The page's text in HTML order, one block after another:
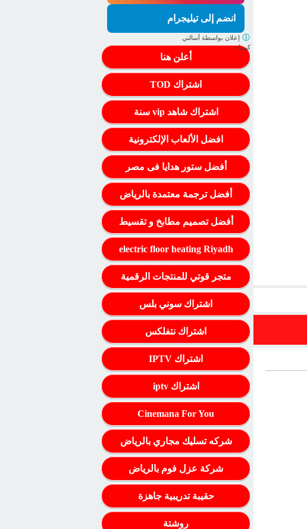
انضم إلى تيليجرام
أعلن هنا
اشتراك TOD
اشتراك شاهد vip سنة
افضل الألعاب الإلكترونية
أفضل ستور هدايا فى مصر
أفضل ترجمة معتمدة بالرياض
أفضل تصميم مطابخ و تقسيط
electric floor heating Riyadh
متجر قوتي للمنتجات الرقمية
اشتراك سوني بلس
اشتراك نتفلكس
اشتراك IPTV
اشتراك iptv
Cinemana For You
شركه تسليك مجاري بالرياض
شركة عزل فوم بالرياض
حقيبة تدريبية جاهزة
روشتة
إعلان بواسطة أسالني
كيمياء